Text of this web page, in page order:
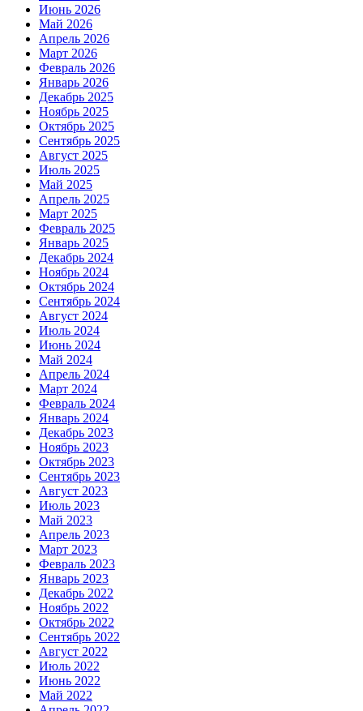
Июнь 2026
Май 2026
Апрель 2026
Март 2026
Февраль 2026
Январь 2026
Декабрь 2025
Ноябрь 2025
Октябрь 2025
Сентябрь 2025
Август 2025
Июль 2025
Май 2025
Апрель 2025
Март 2025
Февраль 2025
Январь 2025
Декабрь 2024
Ноябрь 2024
Октябрь 2024
Сентябрь 2024
Август 2024
Июль 2024
Июнь 2024
Май 2024
Апрель 2024
Март 2024
Февраль 2024
Январь 2024
Декабрь 2023
Ноябрь 2023
Октябрь 2023
Сентябрь 2023
Август 2023
Июль 2023
Май 2023
Апрель 2023
Март 2023
Февраль 2023
Январь 2023
Декабрь 2022
Ноябрь 2022
Октябрь 2022
Сентябрь 2022
Август 2022
Июль 2022
Июнь 2022
Май 2022